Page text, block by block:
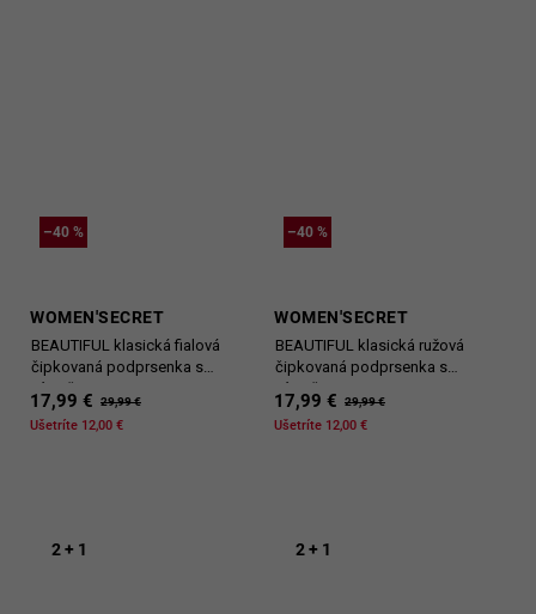
–40 %
WOMEN'SECRET
BEAUTIFUL klasická fialová
čipkovaná podprsenka s
výstužou
17,99 € 29,99 €
Ušetríte 12,00 €
–40 %
WOMEN'SECRET
BEAUTIFUL klasická ružová
čipkovaná podprsenka s
výstužou
17,99 € 29,99 €
Ušetríte 12,00 €
2 + 1 2 + 1